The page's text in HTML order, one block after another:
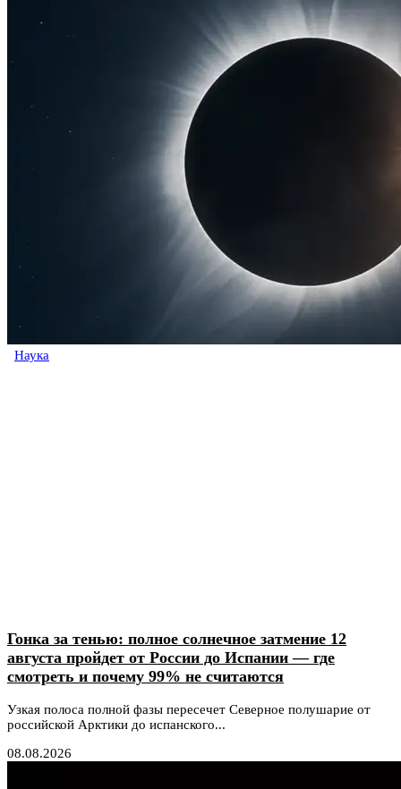
Наука
Гонка за тенью: полное солнечное затмение 12
августа пройдет от России до Испании — где
смотреть и почему 99% не считаются
Узкая полоса полной фазы пересечет Северное полушарие от
российской Арктики до испанского...
08.08.2026